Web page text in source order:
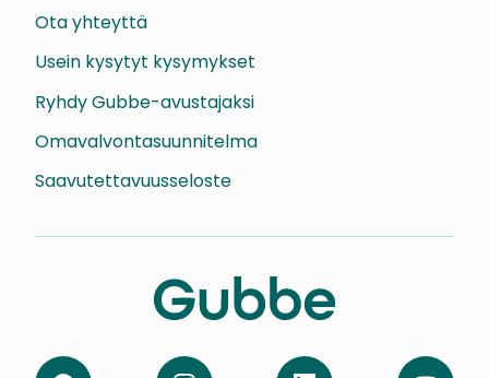
Ota yhteyttä
Usein kysytyt kysymykset
Ryhdy Gubbe-avustajaksi
Omavalvontasuunnitelma
Saavutettavuusseloste